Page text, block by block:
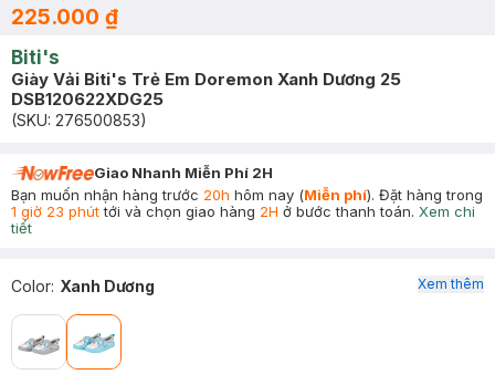
225.000 ₫
Biti's
Giày Vải Biti's Trẻ Em Doremon Xanh Dương 25
DSB120622XDG25
(SKU: 276500853)
Giao Nhanh Miễn Phí 2H
Bạn muốn nhận hàng trước 20h hôm nay (Miễn phí). Đặt hàng trong
1 giờ 23 phúttới và chọn giao hàng 2H ở bước thanh toán. Xem chi
tiết
Color: Xanh Dương Xem thêm